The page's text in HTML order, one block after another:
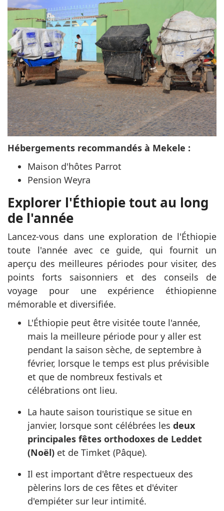
Hébergements recommandés à Mekele :
Maison d'hôtes Parrot
Pension Weyra
Explorer l'Éthiopie tout au long
de l'année
Lancez-vous dans une exploration de l'Éthiopie
toute l'année avec ce guide, qui fournit un
aperçu des meilleures périodes pour visiter, des
points forts saisonniers et des conseils de
voyage pour une expérience éthiopienne
mémorable et diversifiée.
L'Éthiopie peut être visitée toute l'année,
mais la meilleure période pour y aller est
pendant la saison sèche, de septembre à
février, lorsque le temps est plus prévisible
et que de nombreux festivals et
célébrations ont lieu.
La haute saison touristique se situe en
janvier, lorsque sont célébrées les deux
principales fêtes orthodoxes de Leddet
(Noël) et de Timket (Pâque).
Il est important d'être respectueux des
pèlerins lors de ces fêtes et d'éviter
d'empiéter sur leur intimité.